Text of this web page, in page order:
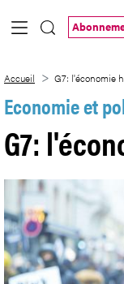
Saut au contenu
Accueil G7: l'économie
Economie et
G7: